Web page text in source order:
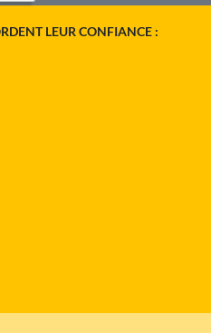
LEUR CONFIANCE :